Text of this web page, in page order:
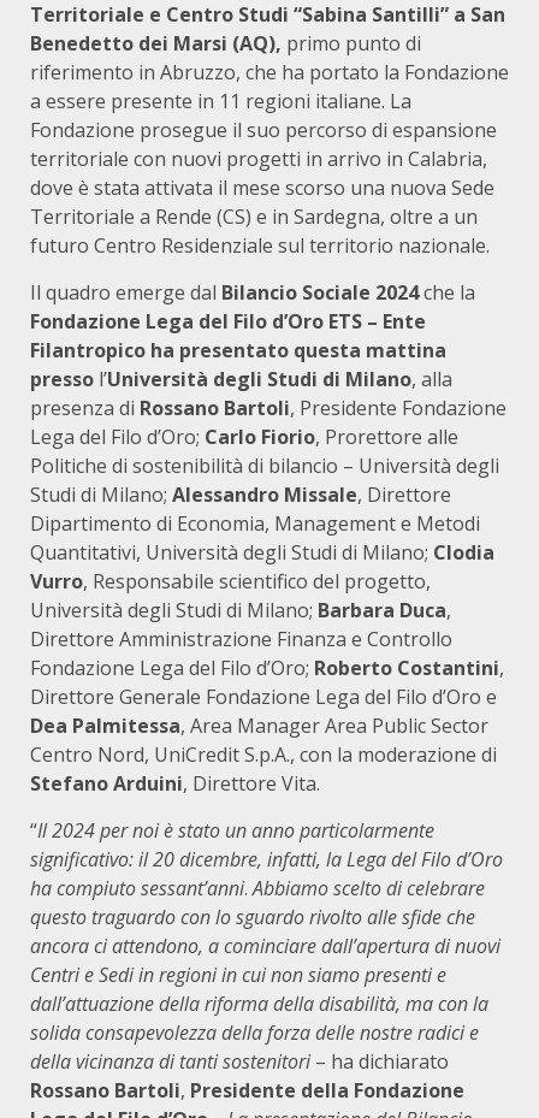
Territoriale e Centro Studi “Sabina Santilli” a San
Benedetto dei Marsi (AQ), primo punto di
riferimento in Abruzzo, che ha portato la Fondazione
a essere presente in 11 regioni italiane. La
Fondazione prosegue il suo percorso di espansione
territoriale con nuovi progetti in arrivo in Calabria,
dove è stata attivata il mese scorso una nuova Sede
Territoriale a Rende (CS) e in Sardegna, oltre a un
futuro Centro Residenziale sul territorio nazionale.
Il quadro emerge dal Bilancio Sociale 2024che la
Fondazione Lega del Filo d’Oro ETS – Ente
Filantropico ha presentato questa mattina
presso l’Università degli Studi di Milano, alla
presenza di Rossano Bartoli, Presidente Fondazione
Lega del Filo d’Oro; Carlo Fiorio, Prorettore alle
Politiche di sostenibilità di bilancio – Università degli
Studi di Milano; Alessandro Missale, Direttore
Dipartimento di Economia, Management e Metodi
Quantitativi, Università degli Studi di Milano; Clodia
Vurro, Responsabile scientifico del progetto,
Università degli Studi di Milano; Barbara Duca,
Direttore Amministrazione Finanza e Controllo
Fondazione Lega del Filo d’Oro; Roberto Costantini,
Direttore Generale Fondazione Lega del Filo d’Oro e
Dea Palmitessa, Area Manager Area Public Sector
Centro Nord, UniCredit S.p.A., con la moderazione di
Stefano Arduini, Direttore Vita.
“Il 2024 per noi è stato un anno particolarmente
significativo: il 20 dicembre, infatti, la Lega del Filo d’Oro
ha compiuto sessant’anni.Abbiamo scelto di celebrare
questo traguardo con lo sguardo rivolto alle sfide che
ancora ci attendono, a cominciare dall’apertura di nuovi
Centri e Sedi in regioni in cui non siamo presenti e
dall’attuazione della riforma della disabilità, ma con la
solida consapevolezza della forza delle nostre radici e
della vicinanza di tanti sostenitori – ha dichiarato
Rossano Bartoli, Presidente della Fondazione